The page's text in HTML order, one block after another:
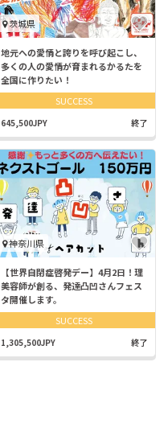
茨城県
地元への愛情と誇りを呼び起こし、
多くの人の愛情が育まれるかるたを
全国に作りたい！
SUCCESS
645,500JPY 終了
神奈川県
【世界自閉症啓発デー】4月2日！理
美容師が創る、発達凸凹さんフェス
タ開催します。
SUCCESS
1,305,500JPY 終了